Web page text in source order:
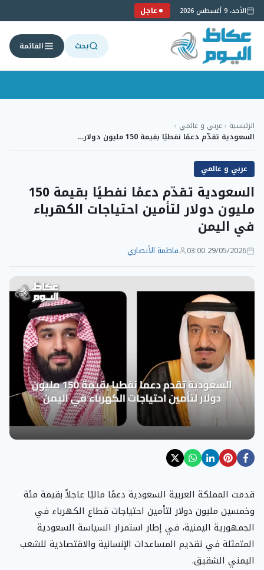
الأحد، 9 أغسطس 2026 عاجل
بحث القائمة
إلى
المحتوى
الرئيسية ›عربي و عالمي ›
السعودية تقدّم دعمًا نفطيًا بقيمة 150 مليون دولار…
عربي و عالمي
السعودية تقدّم دعمًا نفطيًا بقيمة 150
مليون دولار لتأمين احتياجات الكهرباء
في اليمن
29/05/2026 03:00 فاطمة الأنصاري
قدمت المملكة العربية السعودية دعمًا ماليًا عاجلاً بقيمة مئة
وخمسين مليون دولار لتأمين احتياجات قطاع الكهرباء في
الجمهورية اليمنية، في إطار استمرار السياسة السعودية
المتمثلة في تقديم المساعدات الإنسانية والاقتصادية للشعب
اليمني الشقيق.